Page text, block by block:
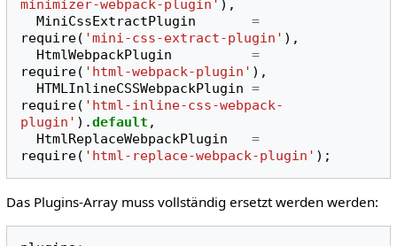
minimizer-webpack-plugin' ),
MiniCssExtractPlugin
=
require( 'mini-css-extract-plugin' ),
HtmlWebpackPlugin
=
require( 'html-webpack-plugin' ),
HTMLInlineCSSWebpackPlugin =
require( 'html-inline-css-webpack-
plugin' ).default ,
HtmlReplaceWebpackPlugin
=
require( 'html-replace-webpack-plugin' );
Das Plugins-Array muss vollständig ersetzt werden werden: